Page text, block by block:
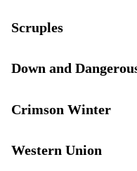
Scruples
Down and
Crimson Winter
Western Union